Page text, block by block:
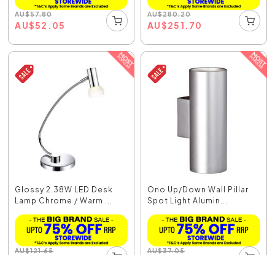
AU$57.80
AU$52.05
AU$280.20
AU$251.70
Glossy 2.38W LED Desk
Lamp Chrome / Warm ...
AU$121.65
Ono Up/Down Wall Pillar
Spot Light Alumin...
AU$37.05